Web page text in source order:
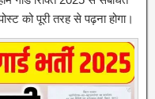
को पूरी तरह से पढ़ना होगा।